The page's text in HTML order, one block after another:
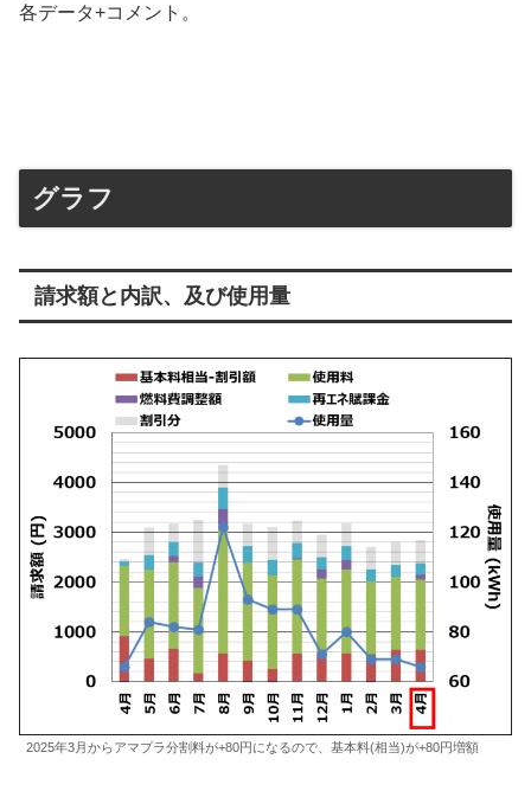
各データ+コメント。
グラフ
請求額と内訳、及び使用量
2025年3月からアマプラ分割料が+80円になるので、基本料(相当)が+80円増額